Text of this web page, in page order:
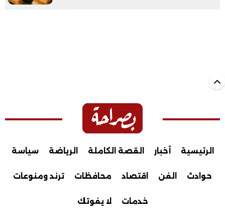
الرئيسية أخبار القصة الكاملة الرياضة سياسة
حوادث الفن اقتصاد محافظات ترند ومنوعات
خدمات لا يفوتك